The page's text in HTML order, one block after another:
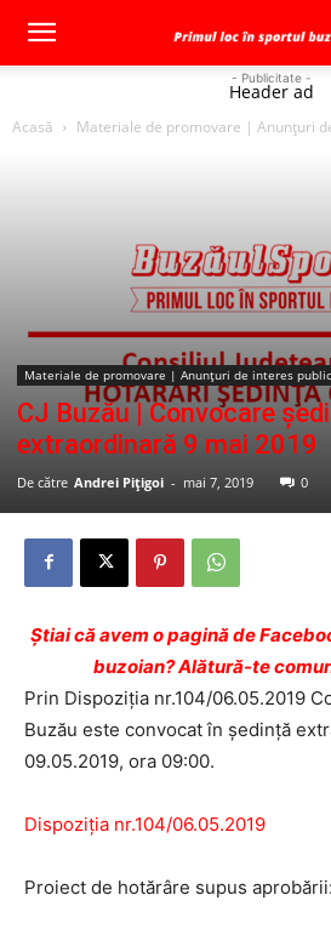
- Publicitate -
Header ad
Acasă Materiale de promovare | Anunţuri
Materiale de promovare | Anunţuri de interes
CJ Buzău | Convocare
extraordinară 9 mai 2019
De către Andrei Pițigoi - mai 7, 2019 0
Ştiai că avem o pagină de
buzoian? Alătură-te
Prin Dispoziția nr.104/06.05.2019
Buzău este convocat în ședință
09.05.2019, ora 09:00.
Dispoziția nr.104/06.05.2019
Proiect de hotărâre supus aprobării: